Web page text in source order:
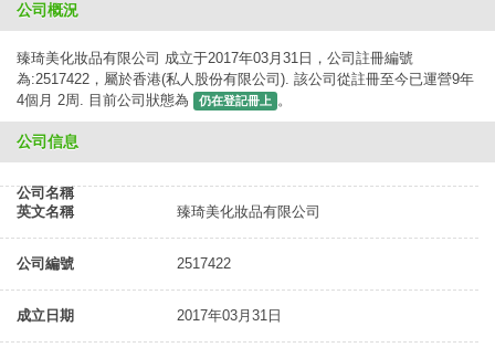
公司概況
臻琦美化妝品有限公司 成立于2017年03月31日，公司註冊編號
為:2517422，屬於香港(私人股份有限公司). 該公司從註冊至今已運營9年
4個月 2周. 目前公司狀態為
仍在登記冊上 。
公司信息
公司名稱
英文名稱
臻琦美化妝品有限公司
公司編號 2517422
成立日期 2017年03月31日